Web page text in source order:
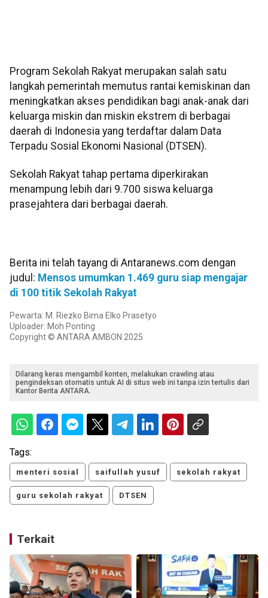
Program Sekolah Rakyat merupakan salah satu
langkah pemerintah memutus rantai kemiskinan dan
meningkatkan akses pendidikan bagi anak-anak dari
keluarga miskin dan miskin ekstrem di berbagai
daerah di Indonesia yang terdaftar dalam Data
Terpadu Sosial Ekonomi Nasional (DTSEN).
Sekolah Rakyat tahap pertama diperkirakan
menampung lebih dari 9.700 siswa keluarga
prasejahtera dari berbagai daerah.
Berita ini telah tayang di Antaranews.com dengan
judul: Mensos umumkan 1.469 guru siap mengajar
di 100 titik Sekolah Rakyat
Pewarta: M. Riezko Bima Elko Prasetyo
Uploader: Moh Ponting
Copyright © ANTARA AMBON 2025
Dilarang keras mengambil konten, melakukan crawling atau
pengindeksan otomatis untuk AI di situs web ini tanpa izin tertulis dari
Kantor Berita ANTARA.
Tags:
menteri sosial saifullah yusuf sekolah rakyat
guru sekolah rakyat DTSEN
Terkait